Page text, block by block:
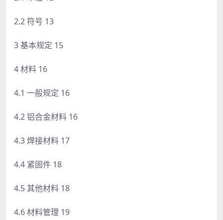
2.2 符号 13
3 基本规定 15
4 材料 16
4.1 一般规定 16
4.2 铝合金材料 16
4.3 焊接材料 17
4.4 紧固件 18
4.5 其他材料 18
4.6 材料管理 19